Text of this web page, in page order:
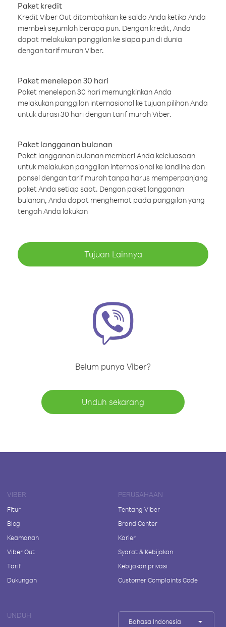
Paket kredit
Kredit Viber Out ditambahkan ke saldo Anda ketika Anda
membeli sejumlah berapa pun. Dengan kredit, Anda
dapat melakukan panggilan ke siapa pun di dunia
dengan tarif murah Viber.
Paket menelepon 30 hari
Paket menelepon 30 hari memungkinkan Anda
melakukan panggilan internasional ke tujuan pilihan Anda
untuk durasi 30 hari dengan tarif murah Viber.
Paket langganan bulanan
Paket langganan bulanan memberi Anda keleluasaan
untuk melakukan panggilan internasional ke landline dan
ponsel dengan tarif murah tanpa harus memperpanjang
paket Anda setiap saat. Dengan paket langganan
bulanan, Anda dapat menghemat pada panggilan yang
tengah Anda lakukan
Tujuan Lainnya
Belum punya Viber?
Unduh sekarang
VIBER
Fitur
Blog
Keamanan
Viber Out
Tarif
Dukungan
PERUSAHAAN
Tentang Viber
Brand Center
Karier
Syarat & Kebijakan
Kebijakan privasi
Customer Complaints Code
UNDUH
Bahasa Indonesia